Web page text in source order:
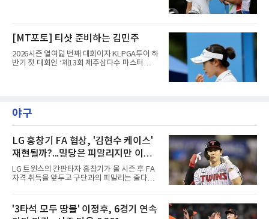
트(파72/6,767야드)에서 열리고 있다.9일 현재
리)가 1번 홀에서 경기하고 있다.
[MT포토] 티샷 준비하는 김민주
2026시즌 열여덟 번째 대회이자 KLPGA투어 하
반기 첫 대회인 ‘제13회 제주삼다수 마스터
리)가 1번 홀에서 경기하고 있다.
야구
LG 홍창기 FA 협상, '김현수 케이스'
재현될까?...밀당은 피말리지만 이적
가능성은 낮아
LG 트윈스의 간판타자 홍창기가 올 시즌 후 FA
자격 취득을 앞두고 구단과의 피말리는 줄다리
김현수가 FA 시장에서 이적했던 충격적인 선례
가 소환되면서 벌써부터 팬들의 이목이 집중되
는 양상이다.다만 이번 협상은 과거 김현수 케이
'3타석 모두 땅볼' 이정후, 6경기 연속